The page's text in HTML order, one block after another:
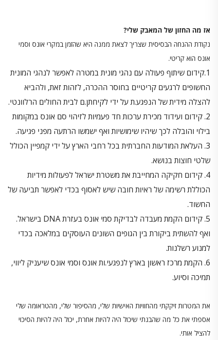
אז מה החזון של המאבק שלי?
נקודת ההנחה הבסיסית שצריך לצאת ממנה היא שהזמן במקרי אונס וסמי
אונס הוא קריטי.
1.קידום שיתוף פעולה עם נהגי מונית במטרה לאפשר לנהגי המונית
החשופים לרגעים קריטיים בחוסר ההכרה, לזהות זאת, ולהביא
להצלה מידית של הנפגע.ת על ידי לקיחתן.ם לבית החולים הרלוונטי.
2. קידום ועידוד מכירת ערכות חד פעמיות לזיהוי סם אונס במקומות
בילוי והובלה לכך שיהיו שימושיות ואף ישמשו הרתעה מפני פגיעה.
3. העלאת המודעות החברתית בכל רחבי הארץ על ידי קמפיין הכולל
שלטי חוצות בנושא.
4. קידום חקיקה המחייבת את משטרת ישראל לפעולות מידיות
הכוללת רשימה של ראיות חובה שיש לאסוף בכדי לאפשר תביעה של
החשוד.
5. קידום הקמת מעבדה לבדיקת סמי אונס בעזרת DNA בישראל.
ואף להשתית ביקורת בין הגופים השונים העוסקים במלאכה בכדי
למנוע רשלנות.
6. הקמת מרכז ראשון בארץ לנפגעי.ות אונס וסמי אונס שיעניק ליווי,
תמיכה וסיוע.
את המטרות זיקקתי מהחוויות האישיות שלי, מהסיפור שלי, מהטראומה שלי
אספתי את כל מה שהבנתי שיכול היה להיות אחרת, יכול היה להיות הסיכוי
להציל אותי.